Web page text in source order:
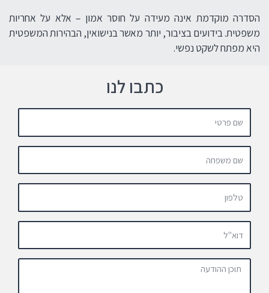
הסדרה מוקדמת אינה מעידה על חוסר אמון – אלא על אחריות
משפטית. בידועים בציבור, יותר מאשר בנישואין, הבהירות המשפטית
היא מפתח לשקט נפשי.
כתבו לנו